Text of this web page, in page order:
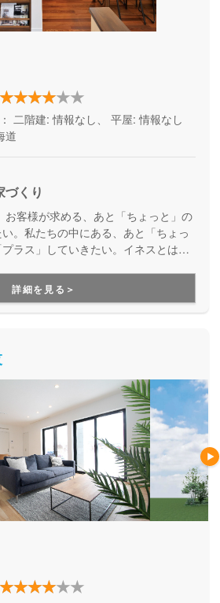
二階建: 情報なし、 平屋: 情報なし
道
づくり
お客様が求める、あと「ちょっと」の
。私たちの中にある、あと「ちょっ
ラス」していきたい。イネスとは、
詳細を見る＞